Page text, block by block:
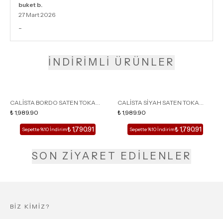
buket b.
27 Mart 2026
-
İNDİRİMLİ ÜRÜNLER
CALİSTA BORDO SATEN TOKA
DETAY SİVRİ BURUN KADIN
TOPUKLU TERLİK
₺ 1,989.90
Sepette %10 İndirim₺ 1,790.91
CALİSTA SİYAH SATEN TOKA
DETAY SİVRİ BURUN KADIN
TOPUKLU TERLİK
₺ 1,989.90
Sepette %10 İndirim₺ 1,790.91
SON ZİYARET EDİLENLER
BİZ KİMİZ?